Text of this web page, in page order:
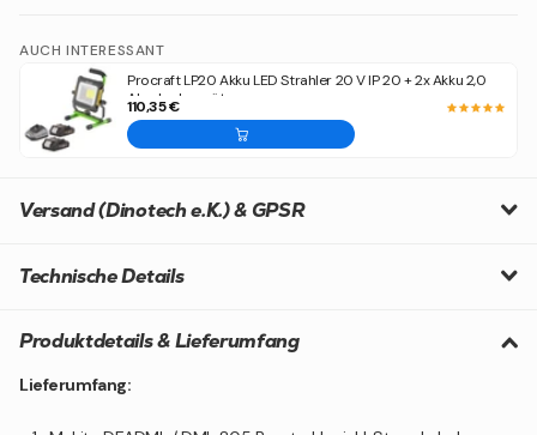
AUCH INTERESSANT
Procraft LP20 Akku LED Strahler 20 V IP 20 + 2x Akku 2,0
Ah + Ladegerät
110,35 €
Versand (Dinotech e.K.) & GPSR
Technische Details
Produktdetails & Lieferumfang
Lieferumfang: